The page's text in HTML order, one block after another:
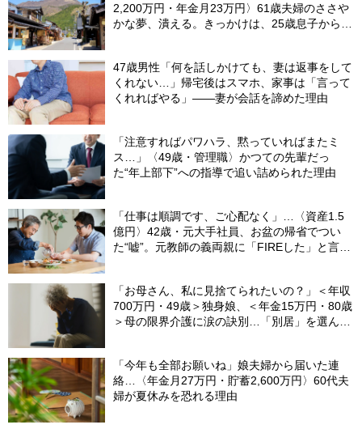
2,200万円・年金月23万円〉61歳夫婦のささや
かな夢、潰える。きっかけは、25歳息子から届
47歳男性「何を話しかけても、妻は返事をして
くれない…」帰宅後はスマホ、家事は「言って
くれればやる」――妻が会話を諦めた理由
「注意すればパワハラ、黙っていればまたミ
ス…」〈49歳・管理職〉かつての先輩だっ
た“年上部下”への指導で追い詰められた理由
「仕事は順調です、ご心配なく」…〈資産1.5
億円〉42歳・元大手社員、お盆の帰省でつい
た“嘘”。元教師の義両親に「FIREした」と言え
「お母さん、私に見捨てられたいの？」＜年収
700万円・49歳＞独身娘、＜年金15万円・80歳
＞母の限界介護に涙の訣別…「別居」を選んだ
「今年も全部お願いね」娘夫婦から届いた連
絡…〈年金月27万円・貯蓄2,600万円〉60代夫
婦が夏休みを恐れる理由